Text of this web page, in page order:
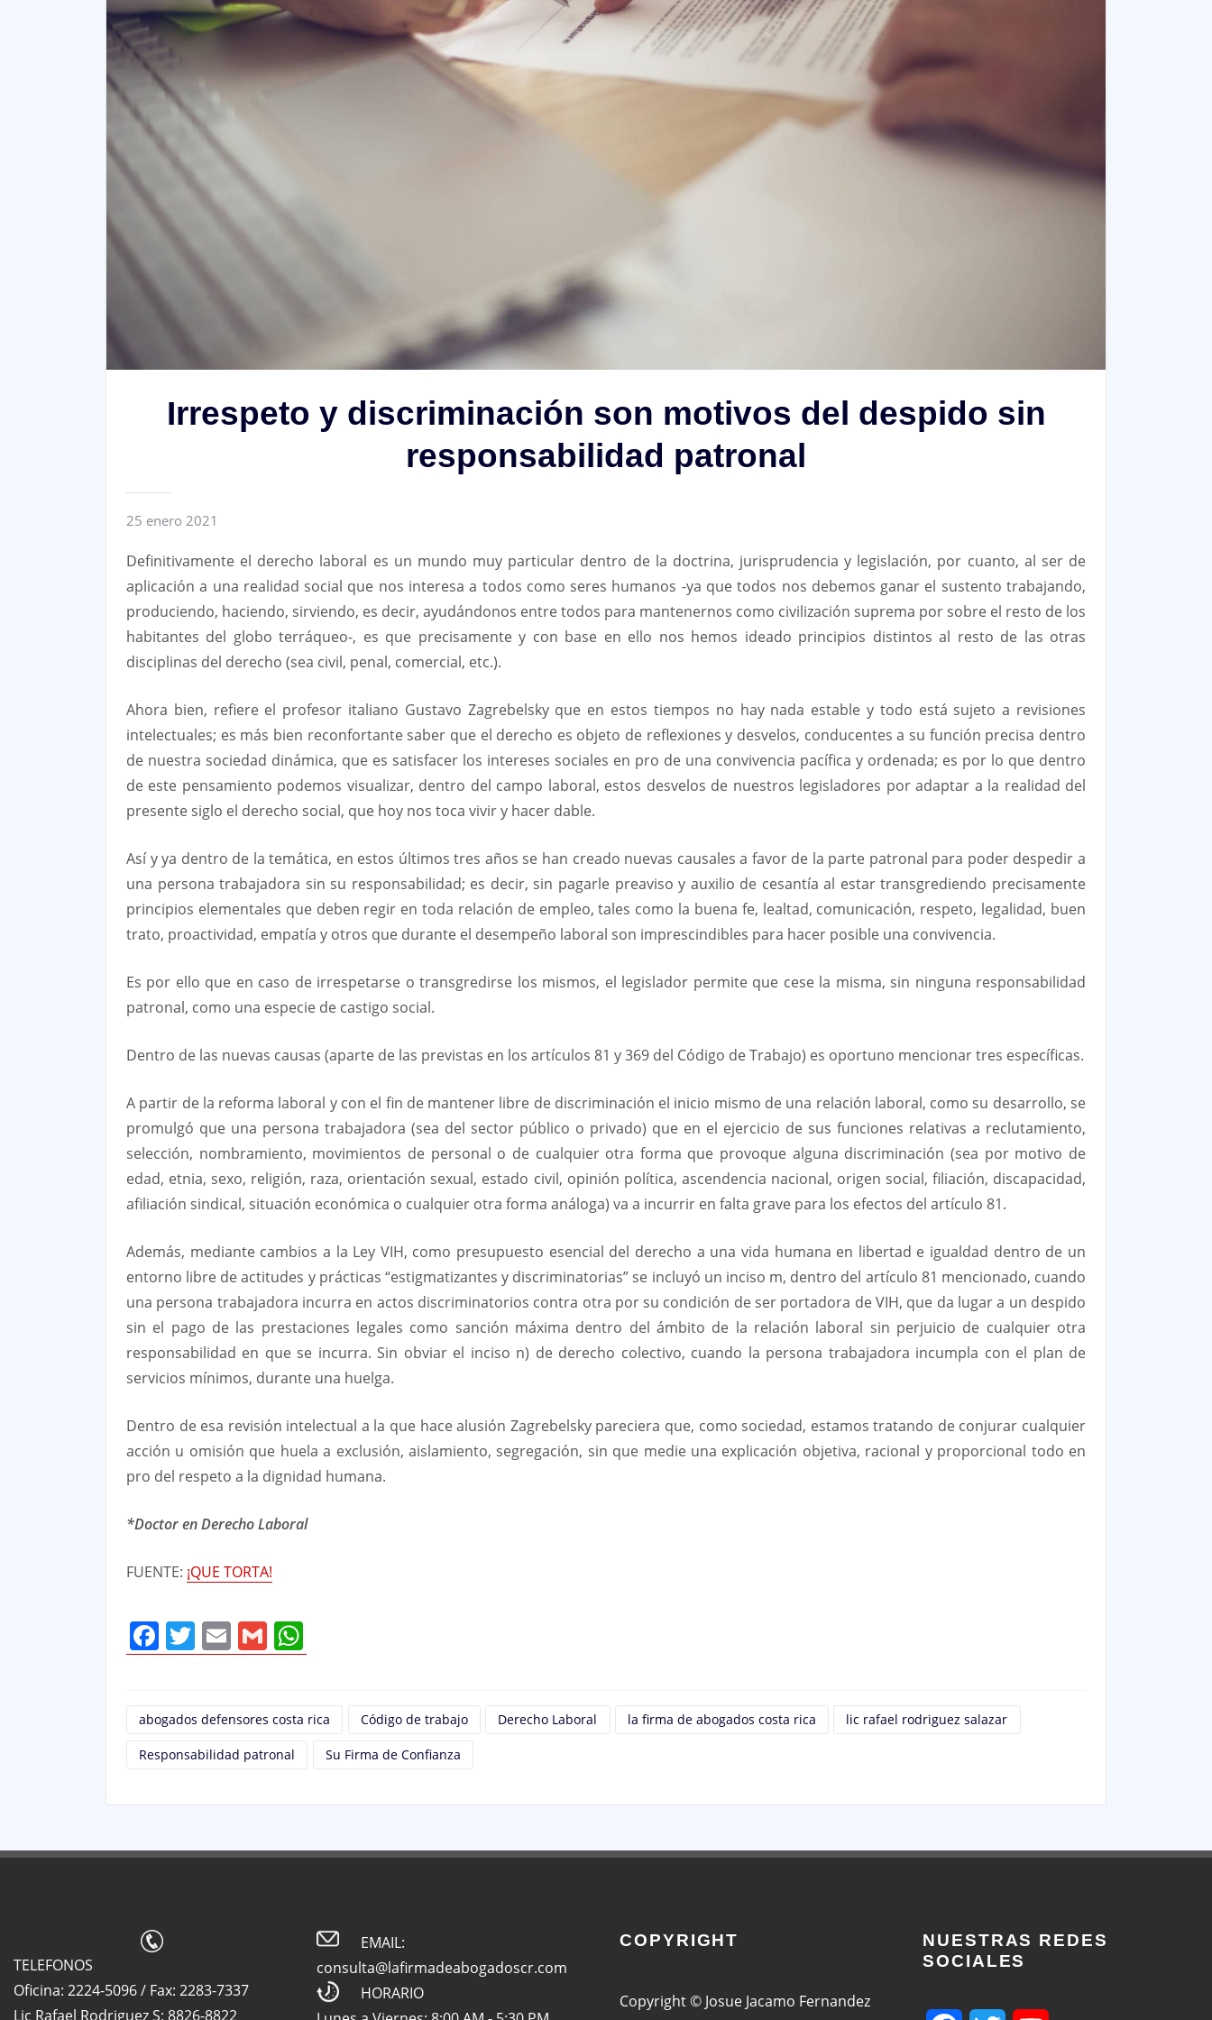
Irrespeto y discriminación son motivos del despido sin
responsabilidad patronal
25 enero 2021
Definitivamente el derecho laboral es un mundo muy particular dentro de la doctrina, jurisprudencia y legislación, por cuanto, al ser de
aplicación a una realidad social que nos interesa a todos como seres humanos -ya que todos nos debemos ganar el sustento trabajando,
produciendo, haciendo, sirviendo, es decir, ayudándonos entre todos para mantenernos como civilización suprema por sobre el resto de los
habitantes del globo terráqueo-, es que precisamente y con base en ello nos hemos ideado principios distintos al resto de las otras
disciplinas del derecho (sea civil, penal, comercial, etc.).
Ahora bien, refiere el profesor italiano Gustavo Zagrebelsky que en estos tiempos no hay nada estable y todo está sujeto a revisiones
intelectuales; es más bien reconfortante saber que el derecho es objeto de reflexiones y desvelos, conducentes a su función precisa dentro
de nuestra sociedad dinámica, que es satisfacer los intereses sociales en pro de una convivencia pacífica y ordenada; es por lo que dentro
de este pensamiento podemos visualizar, dentro del campo laboral, estos desvelos de nuestros legisladores por adaptar a la realidad del
presente siglo el derecho social, que hoy nos toca vivir y hacer dable.
Así y ya dentro de la temática, en estos últimos tres años se han creado nuevas causales a favor de la parte patronal para poder despedir a
una persona trabajadora sin su responsabilidad; es decir, sin pagarle preaviso y auxilio de cesantía al estar transgrediendo precisamente
principios elementales que deben regir en toda relación de empleo, tales como la buena fe, lealtad, comunicación, respeto, legalidad, buen
trato, proactividad, empatía y otros que durante el desempeño laboral son imprescindibles para hacer posible una convivencia.
Es por ello que en caso de irrespetarse o transgredirse los mismos, el legislador permite que cese la misma, sin ninguna responsabilidad
patronal, como una especie de castigo social.
Dentro de las nuevas causas (aparte de las previstas en los artículos 81 y 369 del Código de Trabajo) es oportuno mencionar tres específicas.
A partir de la reforma laboral y con el fin de mantener libre de discriminación el inicio mismo de una relación laboral, como su desarrollo, se
promulgó que una persona trabajadora (sea del sector público o privado) que en el ejercicio de sus funciones relativas a reclutamiento,
selección, nombramiento, movimientos de personal o de cualquier otra forma que provoque alguna discriminación (sea por motivo de
edad, etnia, sexo, religión, raza, orientación sexual, estado civil, opinión política, ascendencia nacional, origen social, filiación, discapacidad,
afiliación sindical, situación económica o cualquier otra forma análoga) va a incurrir en falta grave para los efectos del artículo 81.
Además, mediante cambios a la Ley VIH, como presupuesto esencial del derecho a una vida humana en libertad e igualdad dentro de un
entorno libre de actitudes y prácticas “estigmatizantes y discriminatorias” se incluyó un inciso m, dentro del artículo 81 mencionado, cuando
una persona trabajadora incurra en actos discriminatorios contra otra por su condición de ser portadora de VIH, que da lugar a un despido
sin el pago de las prestaciones legales como sanción máxima dentro del ámbito de la relación laboral sin perjuicio de cualquier otra
responsabilidad en que se incurra. Sin obviar el inciso n) de derecho colectivo, cuando la persona trabajadora incumpla con el plan de
servicios mínimos, durante una huelga.
Dentro de esa revisión intelectual a la que hace alusión Zagrebelsky pareciera que, como sociedad, estamos tratando de conjurar cualquier
acción u omisión que huela a exclusión, aislamiento, segregación, sin que medie una explicación objetiva, racional y proporcional todo en
pro del respeto a la dignidad humana.
*Doctor en Derecho Laboral
FUENTE: ¡QUE TORTA!
Facebook
Twitter
Email
Gmail
abogados defensores costa rica Código de trabajo Derecho Laboral la firma de abogados costa rica lic rafael rodriguez salazar
Responsabilidad patronal Su Firma de Confianza
TELEFONOS
Oficina: 2224-5096 / Fax: 2283-7337
Lic Rafael Rodriguez S: 8826-8822
EMAIL:
consulta@lafirmadeabogadoscr.com
HORARIO
COPYRIGHT
Copyright © Josue Jacamo Fernandez
NUESTRAS REDES
SOCIALES